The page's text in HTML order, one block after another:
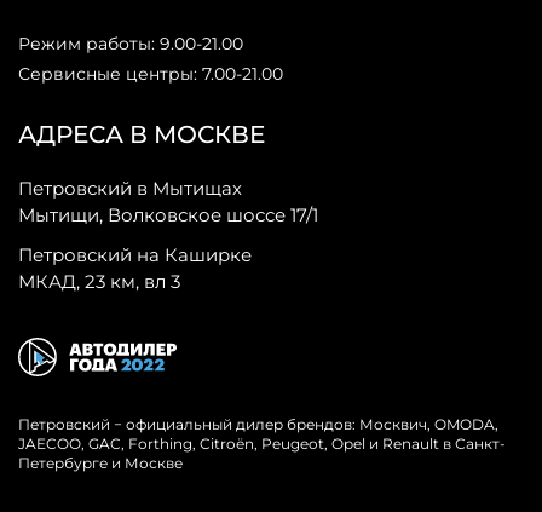
АДРЕСА В МОСКВЕ
Петровский в Мытищах
Мытищи, Волковское шоссе 17/1
Петровский на Каширке
МКАД, 23 км, вл 3
Режим работы: 9.00-21.00
Сервисные центры: 7.00-21.00
Петровский − официальный дилер брендов: Москвич, OMODA,
JAECOO, GAC, Forthing, Citroёn, Peugeot, Opel и Renault в Санкт-
Петербурге и Москве